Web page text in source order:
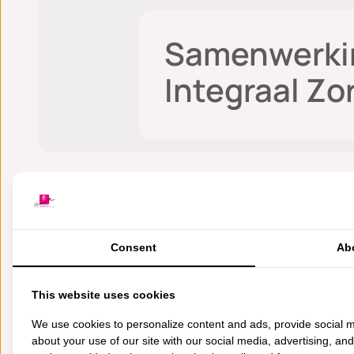
Integraal
De Stichting Breast Care
of andere borstaandoeningen
De stichting helpt om de
borstkankerzorg met
Consent
This website uses cookies
We use cookies to personalize content and ads, provide social
about your use of our site with our social media, advertising,